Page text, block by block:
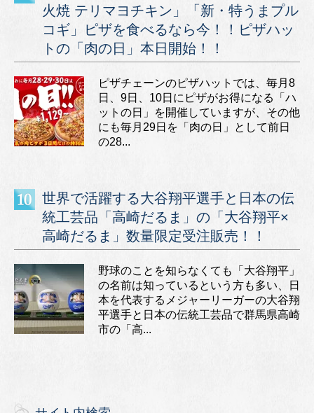
火焼 テリマヨチキン」「新・特うまプル
コギ」ピザを食べるなら今！！ピザハッ
トの「肉の日」本日開始！！
ピザチェーンのピザハットでは、毎月8
日、9日、10日にピザがお得になる「ハ
ットの日」を開催していますが、その他
にも毎月29日を「肉の日」として前日
の28...
世界で活躍する大谷翔平選手と日本の伝
統工芸品「高崎だるま」の「大谷翔平×
高崎だるま」数量限定受注販売！！
野球のことを知らなくても「大谷翔平」
の名前は知っているという方も多い、日
本を代表するメジャーリーガーの大谷翔
平選手と日本の伝統工芸品で群馬県高崎
市の「高...